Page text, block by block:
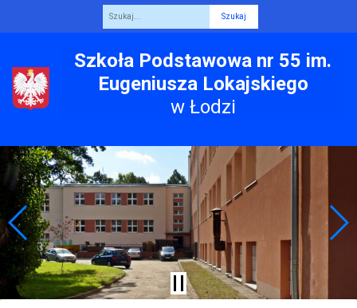
Szkoła Podstawowa nr 55 im.
Eugeniusza Lokajskiego
w Łodzi